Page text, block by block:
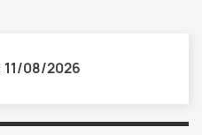
11/08/2026